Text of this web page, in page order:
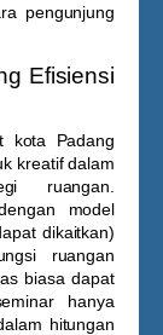
pengunjung
Efisiensi
kota Padang
kreatif dalam
ruangan.
model
dikaitkan)
ruangan
biasa dapat
hanya
hitungan